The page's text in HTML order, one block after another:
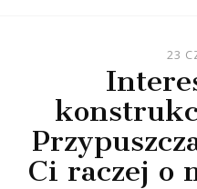
23
Ci raczej o